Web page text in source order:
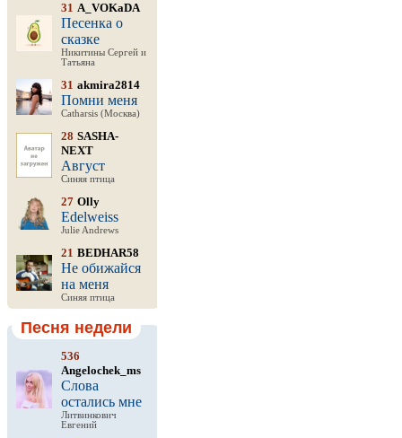
31 A_VOKaDA
Песенка о
сказке
Никитины Сергей и
Татьяна
31 akmira2814
Помни меня
Catharsis (Москва)
28 SASHA-
NEXT
Август
Синяя птица
27 Olly
Edelweiss
Julie Andrews
21 BEDHAR58
Не обижайся
на меня
Синяя птица
Песня недели
536
Angelochek_ms
Слова
остались мне
Литвинкович
Евгений